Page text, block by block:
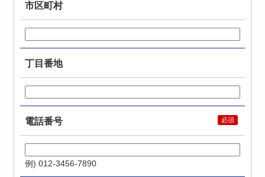
市区町村
丁目番地
電話番号
例) 012-3456-7890